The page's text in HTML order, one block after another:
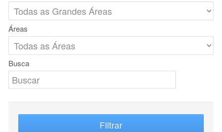
Áreas
Busca
Filtrar